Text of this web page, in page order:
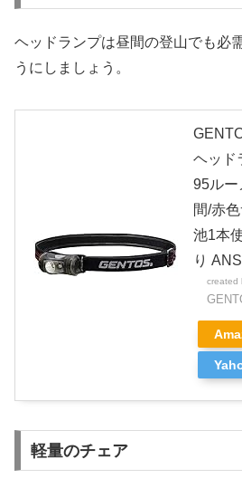
ヘッドランプは昼間の登山でも必
うにしましょう。
ヘッド
95ルー
間/赤
池1本
り
created
軽量のチェア